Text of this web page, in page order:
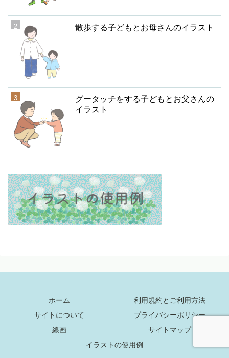
散歩する子どもとお母さんのイラスト
グータッチをする子どもとお父さんの
イラスト
ホーム
利用規約とご利用方法
サイトについて
プライバシーポリシー
線画
サイトマップ
イラストの使用例